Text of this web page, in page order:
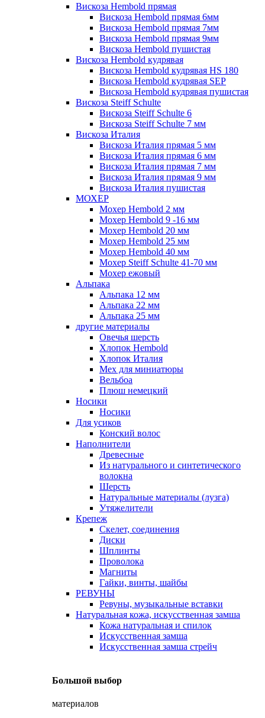
Вискоза Hembold прямая
Вискоза Hembold прямая 6мм
Вискоза Hembold прямая 7мм
Вискоза Hembold прямая 9мм
Вискоза Hembold пушистая
Вискоза Hembold кудрявая
Вискоза Hembold кудрявая HS 180
Вискоза Hembold кудрявая SEP
Вискоза Hembold кудрявая пушистая
Вискоза Steiff Schulte
Вискоза Steiff Schulte 6
Вискоза Steiff Schulte 7 мм
Вискоза Италия
Вискоза Италия прямая 5 мм
Вискоза Италия прямая 6 мм
Вискоза Италия прямая 7 мм
Вискоза Италия прямая 9 мм
Вискоза Италия пушистая
МОХЕР
Мохер Hembold 2 мм
Мохер Hembold 9 -16 мм
Мохер Hembold 20 мм
Мохер Hembold 25 мм
Мохер Hembold 40 мм
Мохер Steiff Schulte 41-70 мм
Мохер ежовый
Альпака
Альпака 12 мм
Альпака 22 мм
Альпака 25 мм
другие материалы
Овечья шерсть
Хлопок Hembold
Хлопок Италия
Мех для миниатюры
Вельбоа
Плюш немецкий
Носики
Носики
Для усиков
Конский волос
Наполнители
Древесные
Из натурального и синтетического
волокна
Шерсть
Натуральные материалы (лузга)
Утяжелители
Крепеж
Скелет, соединения
Диски
Шплинты
Проволока
Магниты
Гайки, винты, шайбы
РЕВУНЫ
Ревуны, музыкальные вставки
Натуральная кожа, искусственная замша
Кожа натуральная и спилок
Искусственная замша
Искусственная замша стрейч
Большой выбор
материалов